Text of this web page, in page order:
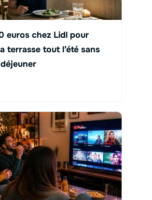
euros chez Lidl pour
terrasse tout l’été sans